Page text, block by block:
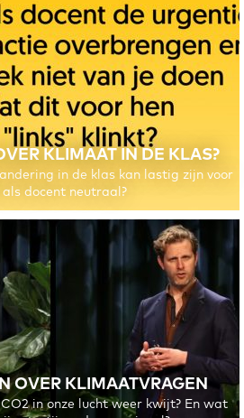
KLIMAAT IN DE KLAS?
in de klas kan lastig zijn voor
docent neutraal?
OVER KLIMAATVRAGEN
in onze lucht weer kwijt? En wat